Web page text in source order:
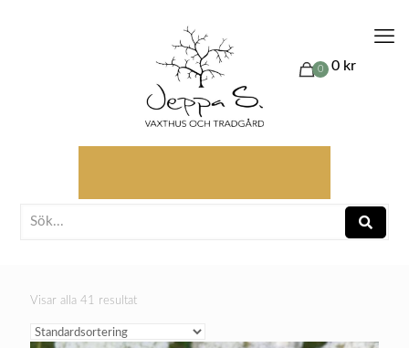
0 0 kr
Visar alla 41 resultat